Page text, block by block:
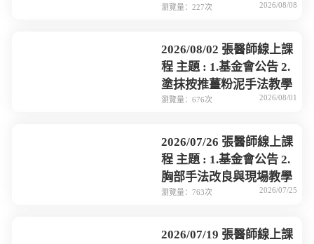
瀏覽量：227次 2026/08/08
2026/08/02 張醫師線上課
程 主題 : 1.基金會公告 2.
塗抹按推薑粉泥手法教學
瀏覽量：676次 2026/08/01
2026/07/26 張醫師線上課
程 主題 : 1.基金會公告 2.
胸部手法改良與現場教學
瀏覽量：763次 2026/07/25
2026/07/19 張醫師線上課